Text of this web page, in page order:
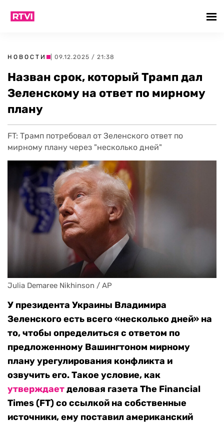
НОВОСТИ | 09.12.2025 / 21:38
Назван срок, который Трамп дал
Зеленскому на ответ по мирному
плану
FT: Трамп потребовал от Зеленского ответ по
мирному плану через "несколько дней"
Julia Demaree Nikhinson / AP
У президента Украины Владимира
Зеленского есть всего «несколько дней» на
то, чтобы определиться с ответом по
предложенному Вашингтоном мирному
плану урегулирования конфликта и
озвучить его. Такое условие, как
утверждаетделовая газета The Financial
Times (FT) со ссылкой на собственные
источники, ему поставил американский